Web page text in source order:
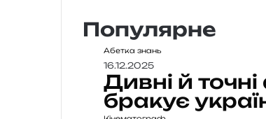
Популярне
Абетка знань
16.12.2025
Дивні й точні
бракує